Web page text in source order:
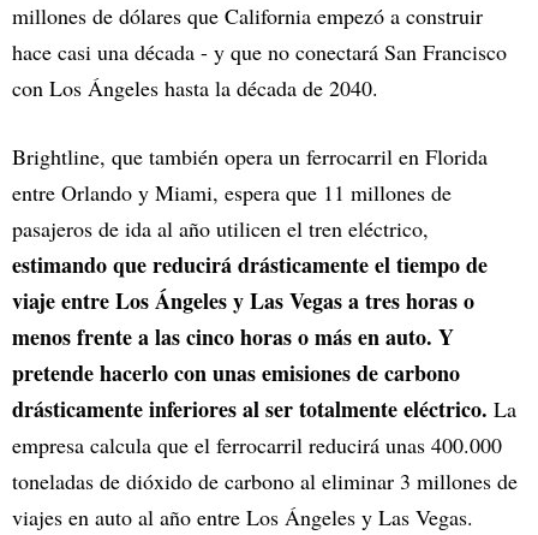
millones de dólares que California empezó a construir
hace casi una década - y que no conectará San Francisco
con Los Ángeles hasta la década de 2040.
Brightline, que también opera un ferrocarril en Florida
entre Orlando y Miami, espera que 11 millones de
pasajeros de ida al año utilicen el tren eléctrico,
estimando que reducirá drásticamente el tiempo de
viaje entre Los Ángeles y Las Vegas a tres horas o
menos frente a las cinco horas o más en auto. Y
pretende hacerlo con unas emisiones de carbono
drásticamente inferiores al ser totalmente eléctrico. La
empresa calcula que el ferrocarril reducirá unas 400.000
toneladas de dióxido de carbono al eliminar 3 millones de
viajes en auto al año entre Los Ángeles y Las Vegas.